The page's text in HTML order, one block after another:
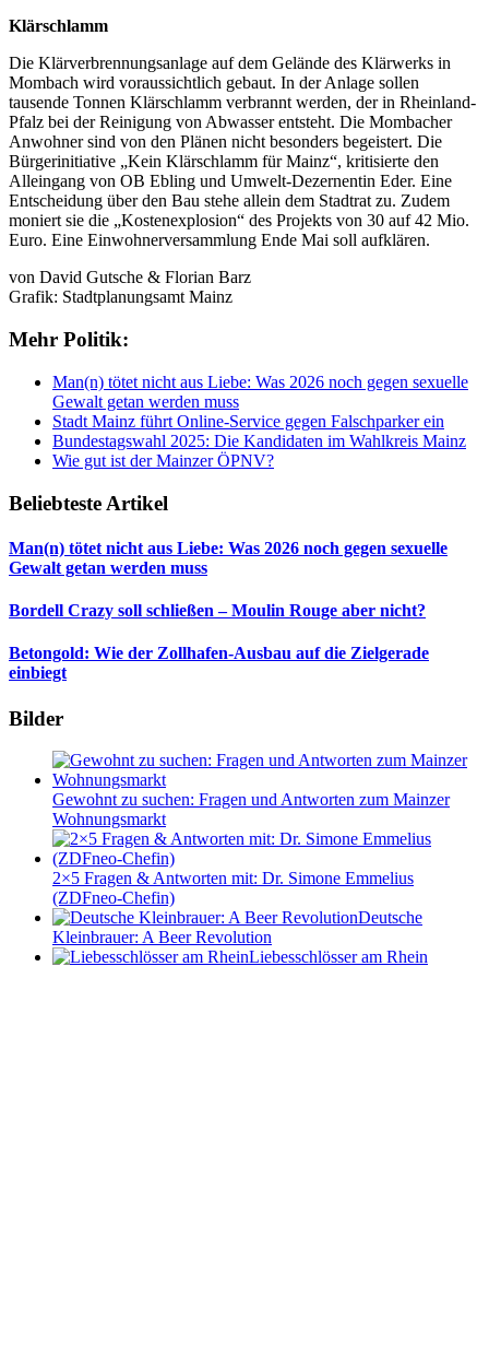
Klärschlamm
Die Klärverbrennungsanlage auf dem Gelände des Klärwerks in
Mombach wird voraussichtlich gebaut. In der Anlage sollen
tausende Tonnen Klärschlamm verbrannt werden, der in Rheinland-
Pfalz bei der Reinigung von Abwasser entsteht. Die Mombacher
Anwohner sind von den Plänen nicht besonders begeistert. Die
Bürgerinitiative „Kein Klärschlamm für Mainz“, kritisierte den
Alleingang von OB Ebling und Umwelt-Dezernentin Eder. Eine
Entscheidung über den Bau stehe allein dem Stadtrat zu. Zudem
moniert sie die „Kostenexplosion“ des Projekts von 30 auf 42 Mio.
Euro. Eine Einwohnerversammlung Ende Mai soll aufklären.
von David Gutsche & Florian Barz
Grafik: Stadtplanungsamt Mainz
Mehr Politik:
Man(n) tötet nicht aus Liebe: Was 2026 noch gegen sexuelle
Gewalt getan werden muss
Stadt Mainz führt Online-Service gegen Falschparker ein
Bundestagswahl 2025: Die Kandidaten im Wahlkreis Mainz
Wie gut ist der Mainzer ÖPNV?
Beliebteste Artikel
Man(n) tötet nicht aus Liebe: Was 2026 noch gegen sexuelle
Gewalt getan werden muss
Bordell Crazy soll schließen – Moulin Rouge aber nicht?
Betongold: Wie der Zollhafen-Ausbau auf die Zielgerade
einbiegt
Bilder
Gewohnt zu suchen: Fragen und Antworten zum Mainzer
Wohnungsmarkt
2×5 Fragen & Antworten mit: Dr. Simone Emmelius
(ZDFneo-Chefin)
Deutsche
Kleinbrauer: A Beer Revolution
Liebesschlösser am Rhein